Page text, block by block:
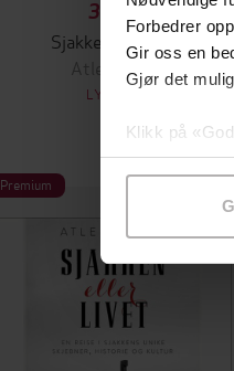
Forbedrer
Gir oss en
Gjør det
Klikk på
samtykke til
350,-
Sjakken som var
Atle Grønn
LYDBOK
Premium